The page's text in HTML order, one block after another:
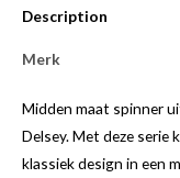
Description
Merk
Midden maat spinner
Delsey. Met deze serie
klassiek design in een